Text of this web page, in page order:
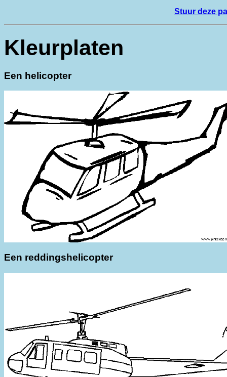
Stuur deze
Kleurplaten
Een helicopter
Een reddingshelicopter